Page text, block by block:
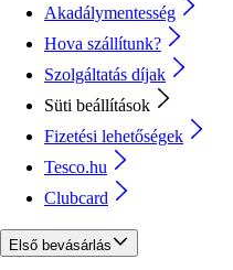
Akadálymentesség
Hova szállítunk?
Szolgáltatás díjak
Süti beállítások
Fizetési lehetőségek
Tesco.hu
Clubcard
Első bevásárlás